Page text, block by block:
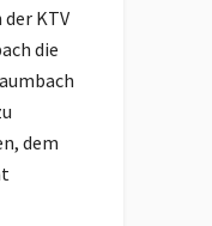
der KTV
die
dem